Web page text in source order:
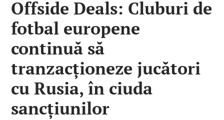
Știri
Seriale
Offside Deals: Cluburi de
fotbal europene
continuă să
tranzacționeze jucători
cu Rusia, în ciuda
sancțiunilor